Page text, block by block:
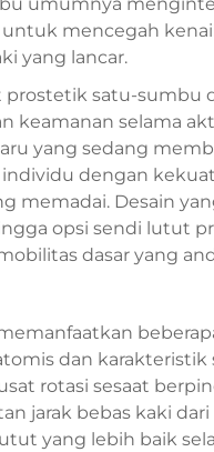
mencegah
yang lancar.
satu-sumbu
selama
yang sedang
dengan
memadai. Desain
opsi sendi lutut
dasar yang
dan
rotasi sesaat
jarak bebas kaki
yang lebih baik